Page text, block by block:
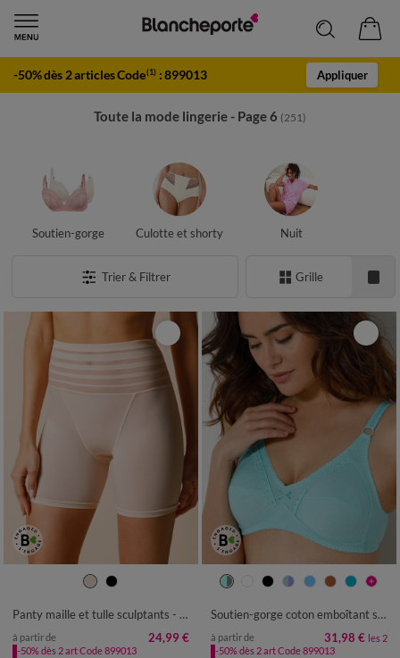
-50% dès 2 articles Code(1) :899013 Appliquer
Toute la mode lingerie - Page 6 (251)
Soutien-gorge Culotte et shorty Nuit
Trier & Filtrer Grille
42 44 46
Panty maille et tulle sculptants - maintien intense
à partir de 24,99 €
-50% dès 2 art Code 899013
Soutien-gorge coton emboîtant sans armatures - lot de 2
à partir de 31,98 € les 2
-50% dès 2 art Code 899013